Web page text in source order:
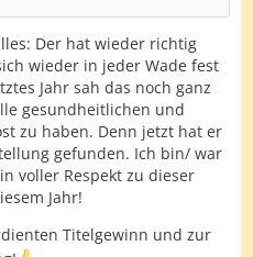
Der hat wieder richtig
wieder in jeder Wade fest
Jahr sah das noch ganz
gesundheitlichen und
zu haben. Denn jetzt hat er
gefunden. Ich bin/ war
voller Respekt zu dieser
Jahr!
Titelgewinn und zur